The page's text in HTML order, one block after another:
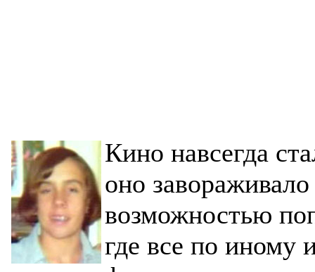
Кино навсегда
оно
возможностью
где все по иному